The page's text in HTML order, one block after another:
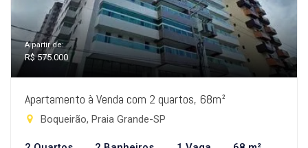
A partir de:
R$ 575.000
Apartamento à Venda com 2 quartos, 68m²
Boqueirão, Praia Grande-SP